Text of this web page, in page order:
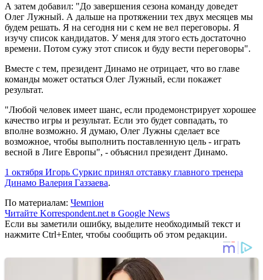
А затем добавил: "До завершения сезона команду доведет
Олег Лужный. А дальше на протяжении тех двух месяцев мы
будем решать. Я на сегодня ни с кем не вел переговоры. Я
изучу список кандидатов. У меня для этого есть достаточно
времени. Потом сужу этот список и буду вести переговоры".
Вместе с тем, президент Динамо не отрицает, что во главе
команды может остаться Олег Лужный, если покажет
результат.
"Любой человек имеет шанс, если продемонстрирует хорошее
качество игры и результат. Если это будет совпадать, то
вполне возможно. Я думаю, Олег Лужны сделает все
возможное, чтобы выполнить поставленную цель - играть
весной в Лиге Европы", - объяснил президент Динамо.
1 октября Игорь Суркис принял отставку главного тренера
Динамо Валерия Газзаева.
По материалам: Чемпіон
Читайте Korrespondent.net в Google News
Если вы заметили ошибку, выделите необходимый текст и
нажмите Ctrl+Enter, чтобы сообщить об этом редакции.